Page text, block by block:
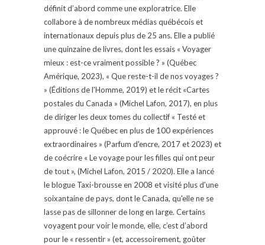
définit d’abord comme une exploratrice. Elle
collabore à de nombreux médias québécois et
internationaux depuis plus de 25 ans. Elle a publié
une quinzaine de livres, dont les essais « Voyager
mieux : est-ce vraiment possible ? » (Québec
Amérique, 2023), « Que reste-t-il de nos voyages ?
» (Éditions de l'Homme, 2019) et le récit «Cartes
postales du Canada » (Michel Lafon, 2017), en plus
de diriger les deux tomes du collectif « Testé et
approuvé : le Québec en plus de 100 expériences
extraordinaires » (Parfum d'encre, 2017 et 2023) et
de coécrire « Le voyage pour les filles qui ont peur
de tout », (Michel Lafon, 2015 / 2020). Elle a lancé
le blogue Taxi-brousse en 2008 et visité plus d'une
soixantaine de pays, dont le Canada, qu'elle ne se
lasse pas de sillonner de long en large. Certains
voyagent pour voir le monde, elle, c’est d’abord
pour le « ressentir » (et, accessoirement, goûter